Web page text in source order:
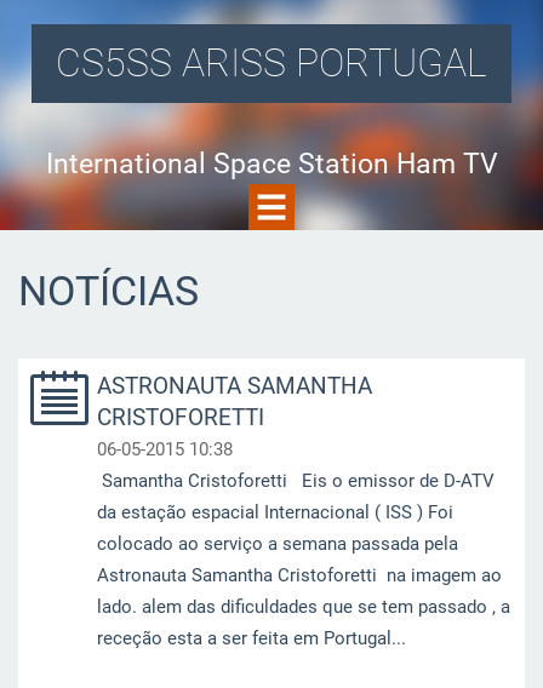
CS5SS ARISS PORTUGAL
International Space Station Ham TV
NOTÍCIAS
ASTRONAUTA SAMANTHA
CRISTOFORETTI
06-05-2015 10:38
Samantha Cristoforetti Eis o emissor de D-ATV
da estação espacial Internacional ( ISS ) Foi
colocado ao serviço a semana passada pela
Astronauta Samantha Cristoforetti na imagem ao
lado. alem das dificuldades que se tem passado , a
receção esta a ser feita em Portugal...